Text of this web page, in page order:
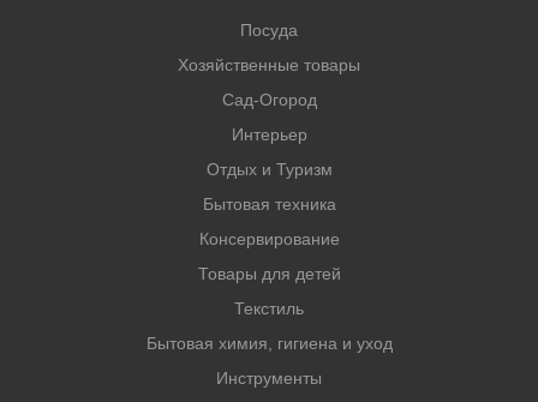
Посуда
Хозяйственные товары
Сад-Огород
Интерьер
Отдых и Туризм
Бытовая техника
Консервирование
Товары для детей
Текстиль
Бытовая химия, гигиена и уход
Инструменты